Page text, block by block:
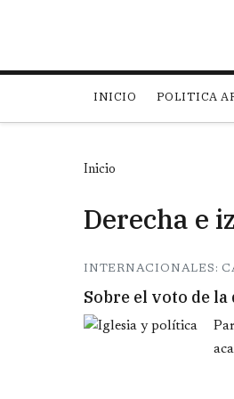
INICIO POLITICA
Inicio
Derecha e
INTERNACIONALES:
Sobre el voto de